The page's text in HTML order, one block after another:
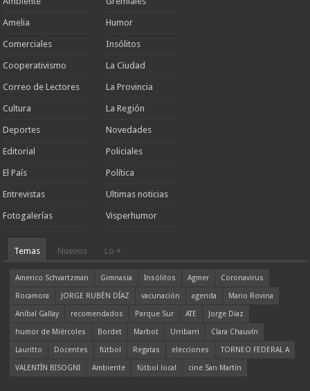
Amelia
Comerciales
Cooperativismo
Correo de Lectores
Cultura
Deportes
Editorial
El País
Entrevistas
Fotogalerías
Humor
Insólitos
La Ciudad
La Provincia
La Región
Novedades
Policiales
Política
Ultimas noticias
Visperhumor
Temas Nuevos Lo +
Americo Schvartzman Gimnasia Insólitos Agmer
Coronavirus
Rocamora
JORGE RUBÉN DÍAZ vacunación agenda
Mario Rovina
Aníbal Gallay
recomendados Parque Sur ATE
Jorge Díaz
humor de Miércoles
Bordet Marbot Urribarri
Clara Chauvín
Lauritto
Docentes fútbol Regatas elecciones
TORNEO FEDERAL A
VALENTÍN BISOGNI
Ambiente fútbol local cine San Martín